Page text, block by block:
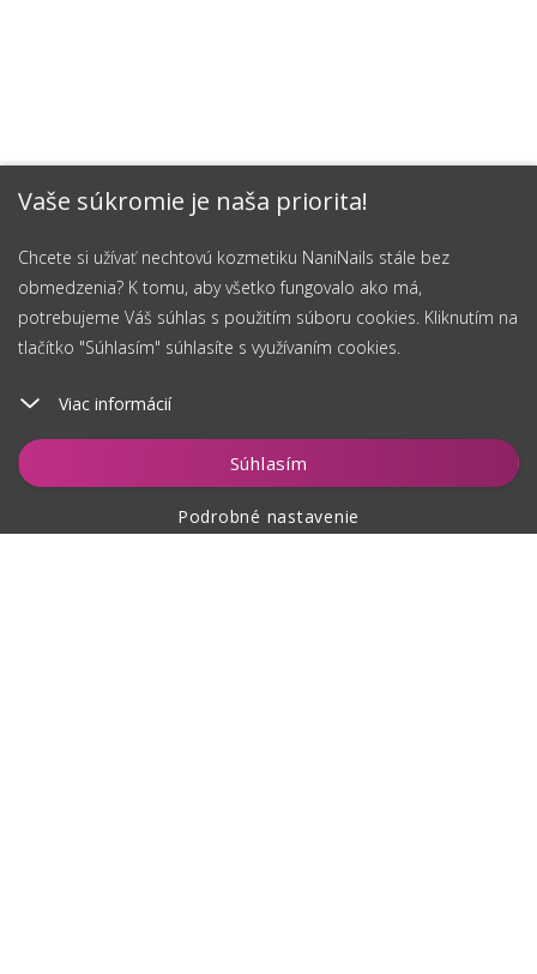
Vaše súkromie je naša priorita!
Chcete si užívať nechtovú kozmetiku NaniNails stále bez
obmedzenia? K tomu, aby všetko fungovalo ako má,
potrebujeme Váš súhlas s použitím súboru cookies. Kliknutím na
tlačítko "Súhlasím" súhlasíte s využívaním cookies.
Viac informácií
Súhlasím
Podrobné nastavenie
Vložiť do košíka